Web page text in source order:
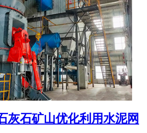
灰石矿山优化利用水泥网